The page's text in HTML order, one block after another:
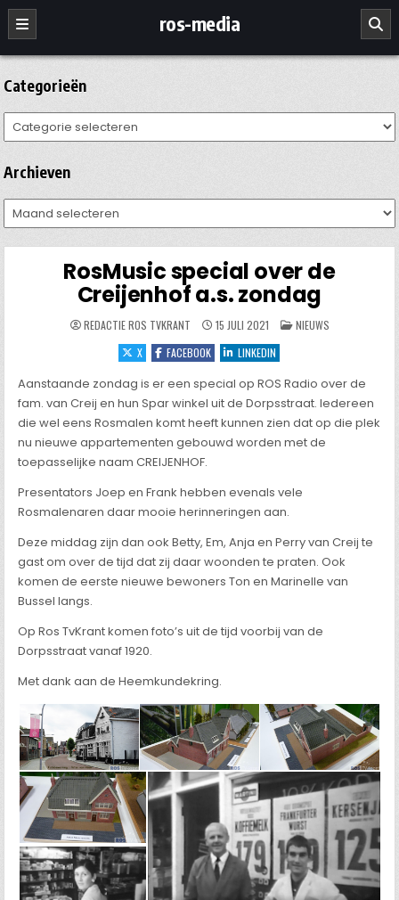
Ga
naar
de
inhoud
ros-media
Categorieën
Categorieën
Archieven
Archieven
RosMusic special over de
Creijenhof a.s. zondag
REDACTIE ROS TVKRANT 15 JULI 2021 GEPLAATST
IN
NIEUWS
X
FACEBOOK LINKEDIN
Aanstaande zondag is er een special op ROS Radio over de
fam. van Creij en hun Spar winkel uit de Dorpsstraat. Iedereen
die wel eens Rosmalen komt heeft kunnen zien dat op die plek
nu nieuwe appartementen gebouwd worden met de
toepasselijke naam CREIJENHOF.
Presentators Joep en Frank hebben evenals vele
Rosmalenaren daar mooie herinneringen aan.
Deze middag zijn dan ook Betty, Em, Anja en Perry van Creij te
gast om over de tijd dat zij daar woonden te praten. Ook
komen de eerste nieuwe bewoners Ton en Marinelle van
Bussel langs.
Op Ros TvKrant komen foto’s uit de tijd voorbij van de
Dorpsstraat vanaf 1920.
Met dank aan de Heemkundekring.